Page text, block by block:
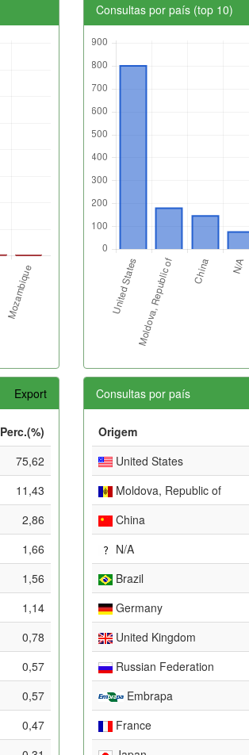
Consultas por país (top 10)
Export
Perc.(%)
75,62
11,43
2,86
1,66
1,56
1,14
0,78
0,57
0,57
0,47
Consultas por país
Origem
United States
Moldova, Republic of
China
N/A
Brazil
Germany
United Kingdom
Russian Federation
Embrapa
France